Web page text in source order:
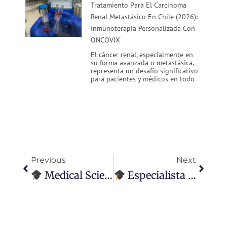
Tratamiento Para El Carcinoma
Renal Metastásico En Chile (2026):
Inmunoterapia Personalizada Con
ONCOVIX
El cáncer renal, especialmente en
su forma avanzada o metastásica,
representa un desafío significativo
para pacientes y médicos en todo
Previous
Medical Science Liaison (MSL)
Next
Especialista En Bioética